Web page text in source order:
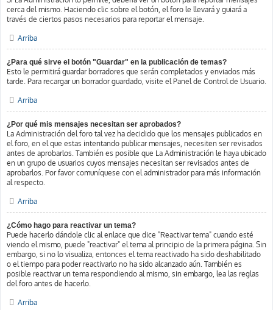
cerca del mismo. Haciendo clic sobre el botón, el foro le llevará y guiará a
través de ciertos pasos necesarios para reportar el mensaje.
Arriba
¿Para qué sirve el botón "Guardar" en la publicación de temas?
Esto le permitirá guardar borradores que serán completados y enviados más
tarde. Para recargar un borrador guardado, visite el Panel de Control de Usuario.
Arriba
¿Por qué mis mensajes necesitan ser aprobados?
La Administración del foro tal vez ha decidido que los mensajes publicados en
el foro, en el que estas intentando publicar mensajes, necesiten ser revisados
antes de aprobarlos. También es posible que La Administración le haya ubicado
en un grupo de usuarios cuyos mensajes necesitan ser revisados antes de
aprobarlos. Por favor comuníquese con el administrador para más información
al respecto.
Arriba
¿Cómo hago para reactivar un tema?
Puede hacerlo dándole clic al enlace que dice "Reactivar tema" cuando esté
viendo el mismo, puede "reactivar" el tema al principio de la primera página. Sin
embargo, si no lo visualiza, entonces el tema reactivado ha sido deshabilitado
o el tiempo para poder reactivarlo no ha sido alcanzado aún. También es
posible reactivar un tema respondiendo al mismo, sin embargo, lea las reglas
del foro antes de hacerlo.
Arriba